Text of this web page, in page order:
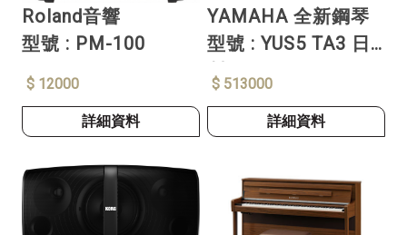
Roland音響
型號 : PM-100
$ 12000
詳細資料
YAMAHA 全新鋼琴
型號 : YUS5 TA3 日
製
$ 513000
詳細資料